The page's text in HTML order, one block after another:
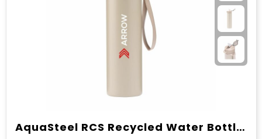
AquaSteel RCS Recycled Water Bottle 750 ml drinkfles